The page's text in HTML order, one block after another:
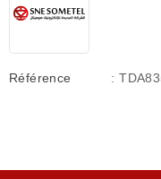
Référence :